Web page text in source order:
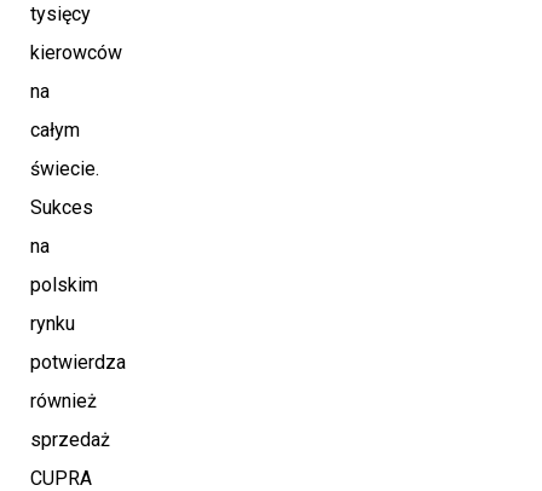
tysięcy
kierowców
na
całym
świecie.
Sukces
na
polskim
rynku
potwierdza
również
sprzedaż
CUPRA